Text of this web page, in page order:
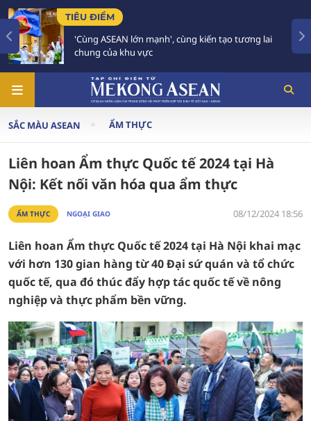
ASEAN lớn mạnh', cùng kiến tạo tương lai
của khu vực
TIÊU
59
tương
SẮC MÀU ASEAN ẨM THỰC
Liên hoan Ẩm thực Quốc tế 2024 tại Hà
Nội: Kết nối văn hóa qua ẩm thực
ẨM THỰC NGOẠI GIAO 08/12/2024 18:56
Liên hoan Ẩm thực Quốc tế 2024 tại Hà Nội khai mạc
với hơn 130 gian hàng từ 40 Đại sứ quán và tổ chức
quốc tế, qua đó thúc đẩy hợp tác quốc tế về nông
nghiệp và thực phẩm bền vững.